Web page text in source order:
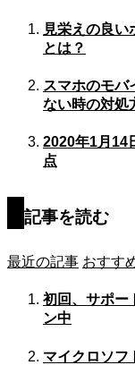
見栄えの良い
とは？
スマホのモ
ない時の対処
2020年1月14
点
記事を読む
最近の記事 おすす
初回、サポー
ン中
マイクロソフ